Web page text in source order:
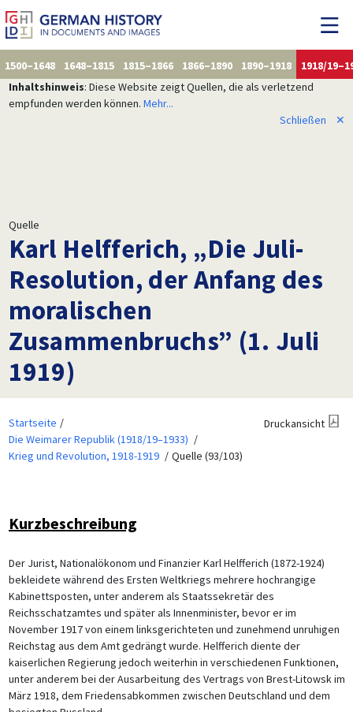
1500–1648 1648–1815 1815–1866 1866–1890 1890–1918
1918/
Inhaltshinweis: Diese Website zeigt Quellen, die als verletzend
empfunden werden können. Mehr...
Schließen
✕
Quelle
Karl Helfferich, „Die Juli-
Resolution, der Anfang des
moralischen
Zusammenbruchs” (1. Juli
1919)
Startseite
Die Weimarer Republik (1918/19–1933)
Krieg und Revolution, 1918-1919
Quelle (93/103)
Druckansicht
Kurzbeschreibung
Der Jurist, Nationalökonom und Finanzier Karl Helfferich (1872-1924)
bekleidete während des Ersten Weltkriegs mehrere hochrangige
Kabinettsposten, unter anderem als Staatssekretär des
Reichsschatzamtes und später als Innenminister, bevor er im
November 1917 von einem linksgerichteten und zunehmend unruhigen
Reichstag aus dem Amt gedrängt wurde. Helfferich diente der
kaiserlichen Regierung jedoch weiterhin in verschiedenen Funktionen,
unter anderem bei der Ausarbeitung des Vertrags von Brest-Litowsk im
März 1918, dem Friedensabkommen zwischen Deutschland und dem